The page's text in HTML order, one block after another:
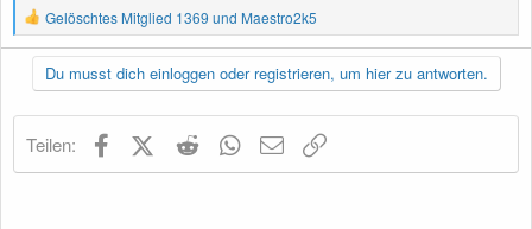
R
e
a
k
t
n
Gelöschtes Mitglied 1369 und Maestro2k5
Du musst dich einloggen oder registrieren, um hier zu antworten.
Teilen: FacebookX (Twitter)
Reddit WhatsApp
E-Mail